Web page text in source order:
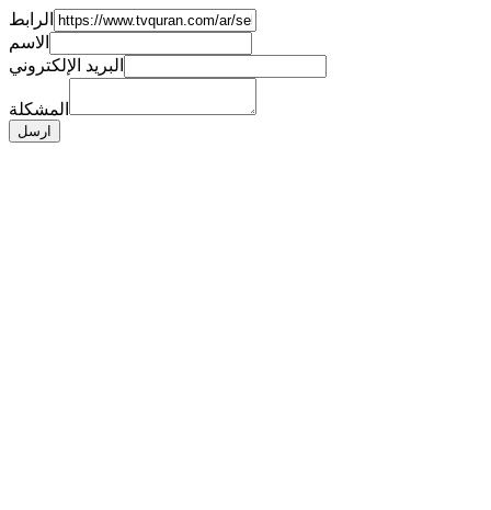
الرابط
الاسم
البريد الإلكتروني
المشكلة
ارسل